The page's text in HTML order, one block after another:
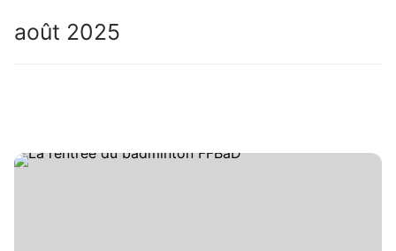
août 2025